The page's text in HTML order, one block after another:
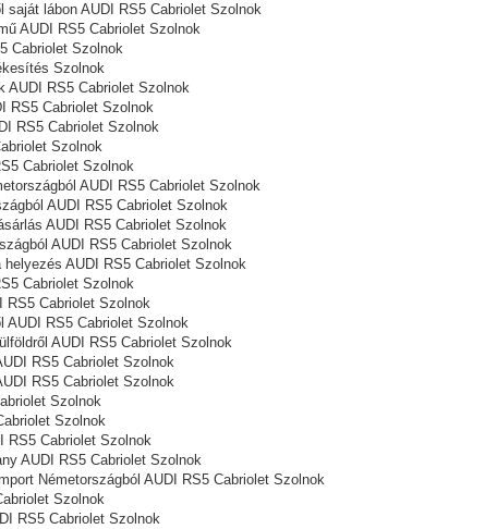
saját lábon AUDI RS5 Cabriolet Szolnok
AUDI RS5 Cabriolet Szolnok
Cabriolet Szolnok
Szolnok
AUDI RS5 Cabriolet Szolnok
RS5 Cabriolet Szolnok
RS5 Cabriolet Szolnok
Szolnok
Cabriolet Szolnok
AUDI RS5 Cabriolet Szolnok
AUDI RS5 Cabriolet Szolnok
AUDI RS5 Cabriolet Szolnok
AUDI RS5 Cabriolet Szolnok
helyezés AUDI RS5 Cabriolet Szolnok
Cabriolet Szolnok
RS5 Cabriolet Szolnok
AUDI RS5 Cabriolet Szolnok
AUDI RS5 Cabriolet Szolnok
RS5 Cabriolet Szolnok
RS5 Cabriolet Szolnok
Szolnok
Szolnok
RS5 Cabriolet Szolnok
AUDI RS5 Cabriolet Szolnok
Németországból AUDI RS5 Cabriolet Szolnok
Szolnok
RS5 Cabriolet Szolnok